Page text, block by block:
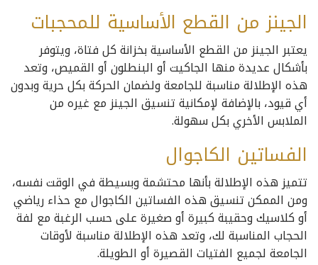
الجينز من القطع الأساسية للمحجبات
يعتبر الجينز من القطع الأساسية بخزانة كل فتاة، ويتوفر
بأشكال عديدة منها الجاكيت أو البنطلون أو القميص، وتعد
هذه الإطلالة مناسبة للجامعة ولضمان الحركة بكل حرية وبدون
أي قيود، بالإضافة لإمكانية تنسيق الجينز مع غيره من
الملابس الأخري بكل سهولة.
الفساتين الكاجوال
تتميز هذه الإطلالة بأنها محتشمة وبسيطة في الوقت نفسه،
ومن الممكن تنسيق هذه الفساتين الكاجوال مع حذاء رياضي
أو كلاسيك وحقيبة كبيرة أو صغيرة على حسب الرغبة مع لفة
الحجاب المناسبة لك، وتعد هذه الإطلالة مناسبة لأوقات
الجامعة لجميع الفتيات القصيرة أو الطويلة.